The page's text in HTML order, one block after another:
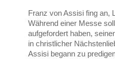
Franz von Assisi fing an,
Während einer Messe
aufgefordert haben,
in christlicher
Assisi begann zu